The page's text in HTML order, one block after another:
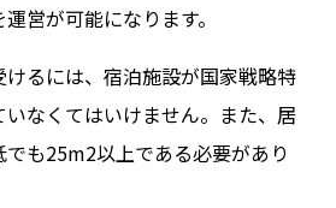
営が可能になります。
るには、宿泊施設が国家戦略特
なくてはいけません。また、居
も25m2以上である必要があり